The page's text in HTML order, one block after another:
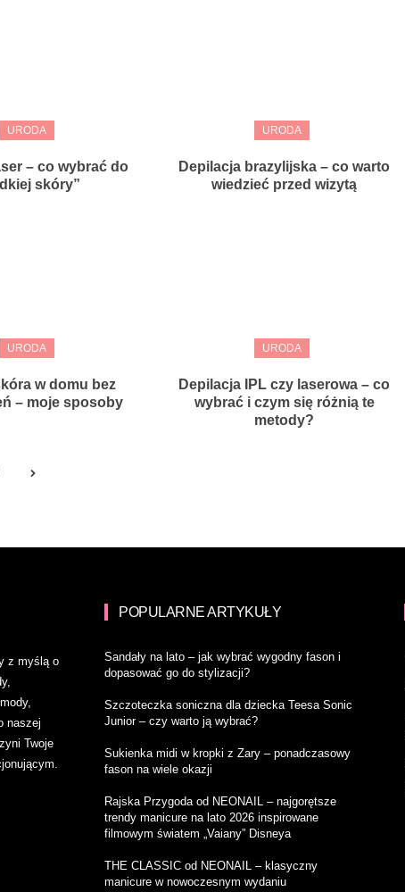
URODA
– co wybrać do
skóry”
URODA
Depilacja brazylijska – co warto
wiedzieć przed wizytą
URODA
w domu bez
– moje sposoby
URODA
Depilacja IPL czy laserowa – co
wybrać i czym się różnią te
metody?
z myślą o
naszej
Twoje
POPULARNE ARTYKUŁY
Sandały na lato – jak wybrać wygodny fason i
dopasować go do stylizacji?
Szczoteczka soniczna dla dziecka Teesa Sonic
Junior – czy warto ją wybrać?
Sukienka midi w kropki z Zary – ponadczasowy
fason na wiele okazji
Rajska Przygoda od NEONAIL – najgorętsze
trendy manicure na lato 2026 inspirowane
filmowym światem „Vaiany” Disneya
THE CLASSIC od NEONAIL – klasyczny
manicure w nowoczesnym wydaniu